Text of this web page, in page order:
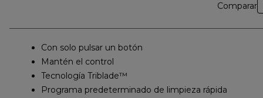
Comparar
Con solo pulsar un botón
Mantén el control
Tecnología Triblade™
Programa predeterminado de limpieza rápida